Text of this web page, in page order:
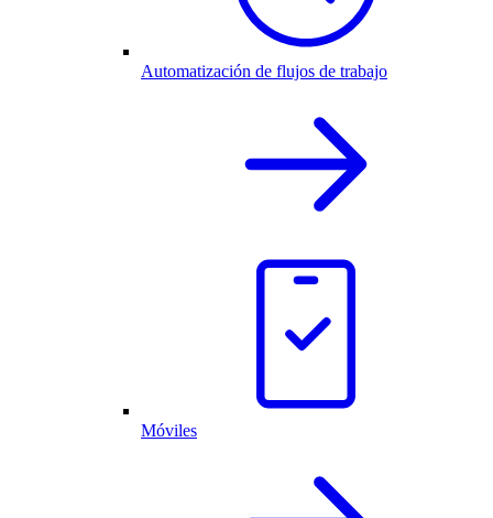
Automatización de flujos de trabajo
Móviles